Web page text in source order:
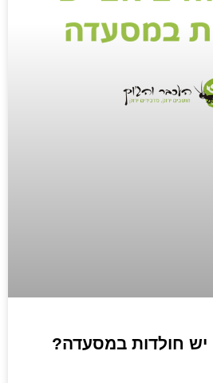
יש חולדות במסעדה?